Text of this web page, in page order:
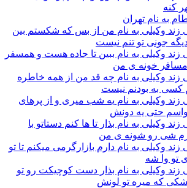
کنه
به نام تهران
زند وکیلی به نام من از بس كه شكستم بین
جونى تو تنم نیست
زند وکیلی به نام ببین تا جاده هست و همسفر
خونه ی من
زند وکیلی به نام چه قد من از همه خاطره
به بودنم نیست
زند وکیلی به نام یه شب میرى و از پرهای
واسم حتی یه دونش
زند وکیلی به نام بذار تا ها كنم دستاتو با
شی رو شونه ى من
زند وکیلی به نام دارم بازارگرمی میكنم تا تو
تو وا شه
زند وکیلی به نام بذار دست كوچیكت رو تو
كه میره تو لونش